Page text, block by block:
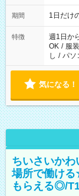
▼18:00
期間 1日だけ
特徴 週1日か
OK / 服
し / パソ
気になる！
ちいさいか
場所で働け
もらえる◎/